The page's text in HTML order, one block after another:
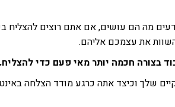
מה הם עושים, אם אתם רוצים להצליח
את עצמכם אליהם.
בצורה חכמה יותר מאי פעם כדי להצליח.
שלך וכיצד אתה כרגע מודד הצלחה